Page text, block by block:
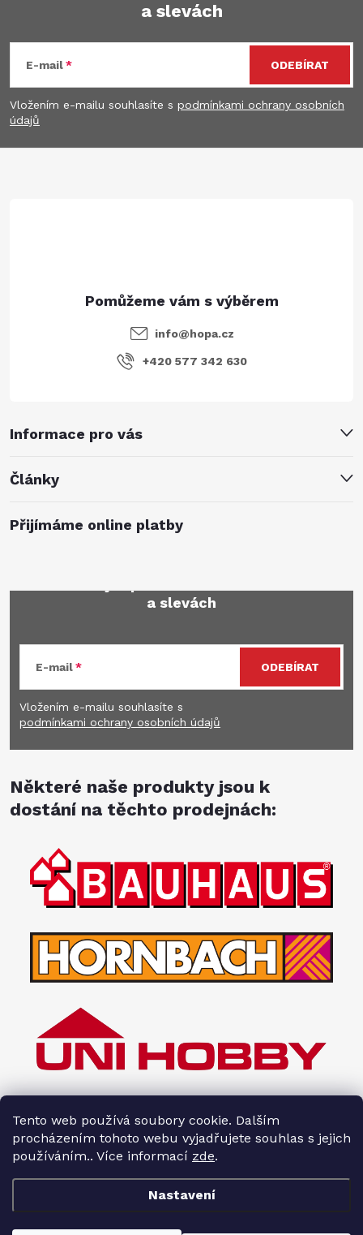
Tento web používá soubory cookie. Dalším
procházením tohoto webu vyjadřujete souhlas s jejich
používáním.. Více informací zde.
Nastavení
p
a
a slevách
E-mail
Vložením e-mailu souhlasíte s podmínkami ochrany osobních
údajů
ODEBÍRAT
Informace pro vás
Články
info@hopa.cz
+420 577 342 630
Přijímáme online platby
a slevách
E-mail
Vložením e-mailu souhlasíte s
podmínkami ochrany osobních údajů
ODEBÍRAT
Některé naše produkty jsou k
dostání na těchto prodejnách: